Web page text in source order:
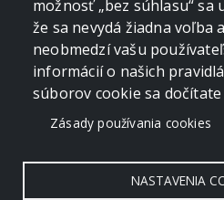
možnosť „bez súhlasu“ sa
že sa nevydá žiadna voľba
neobmedzí vašu
informácií o našich
súborov cookie sa dočítate
Zásady používania cookies
NASTAVENIA